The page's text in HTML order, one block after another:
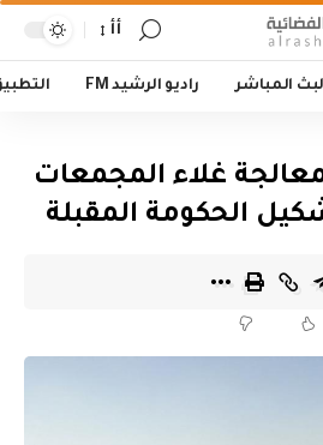
أأ
المباشر راديو الرشيد FM
غلاء المجمعات
الحكومة المقبلة